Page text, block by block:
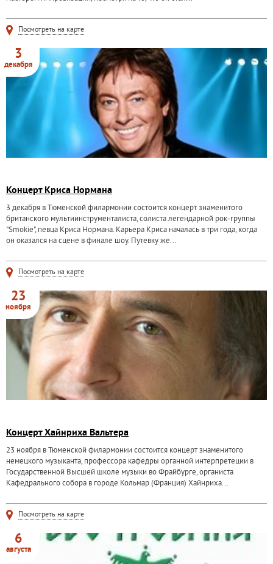
Посмотреть на карте
3
декабря
Концерт Криса Нормана
3 декабря в Тюменской филармонии состоится концерт знаменитого
британского мультиинструменталиста, солиста легендарной рок-группы
"Smokie", певца Криса Нормана. Карьера Криса началась в три года, когда
он оказался на сцене в финале шоу. Путевку же...
Посмотреть на карте
23
ноября
Концерт Хайнриха Вальтера
23 ноября в Тюменской филармонии состоится концерт знаменитого
немецкого музыканта, профессора кафедры органной интерпретеции в
Государственной Высшей школе музыки во Фрайбурге, органиста
Кафедрального собора в городе Кольмар (Франция) Хайнриха...
Посмотреть на карте
6
августа